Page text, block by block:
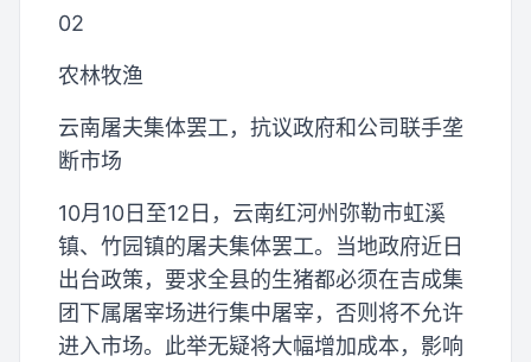
02
农林牧渔
云南屠夫集体罢工，抗议政府和公司联手垄
断市场
10月10日至12日，云南红河州弥勒市虹溪
镇、竹园镇的屠夫集体罢工。当地政府近日
出台政策，要求全县的生猪都必须在吉成集
团下属屠宰场进行集中屠宰，否则将不允许
进入市场。此举无疑将大幅增加成本，影响